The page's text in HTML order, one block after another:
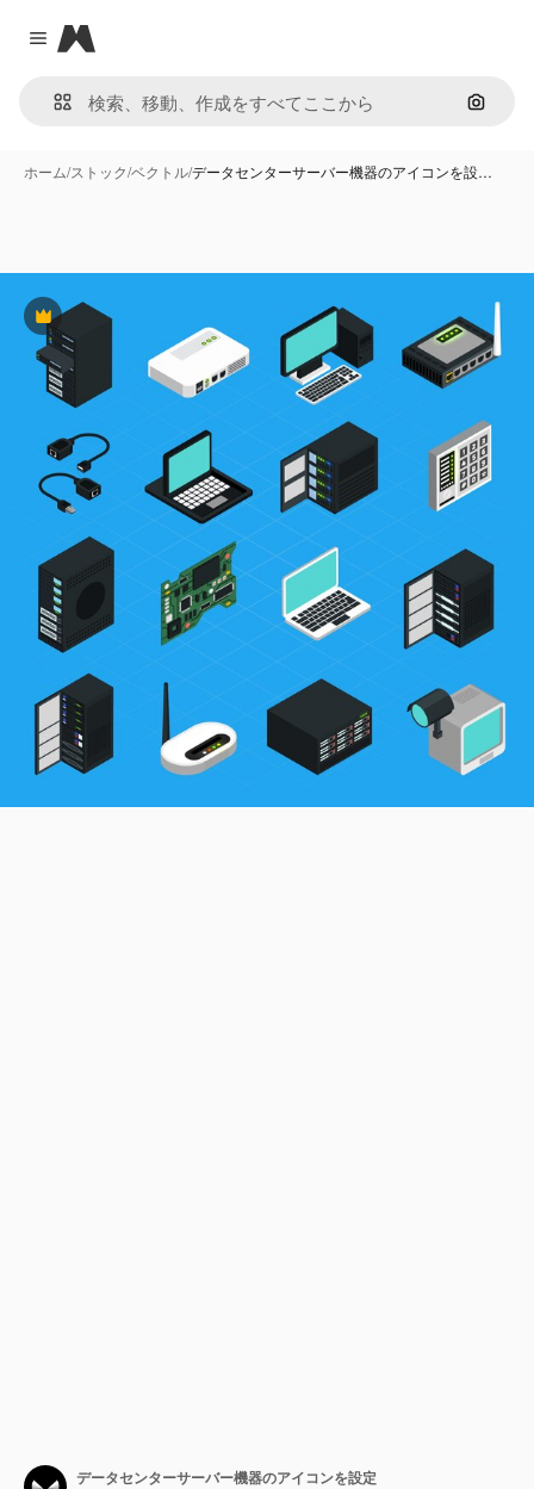
Close menu
Magnific
画像で
ホーム/ストック/ベクトル/データセンターサーバー機器のアイコンを設…
Premium
データセンターサーバー機器のアイコンを設定